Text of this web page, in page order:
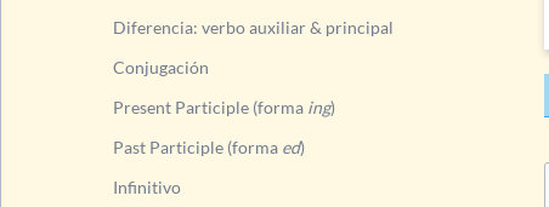
Diferencia: verbo auxiliar & principal
Conjugación
Present Participle (forma ing)
Past Participle (forma ed)
Infinitivo